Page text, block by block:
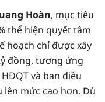
Hoàn, mục tiêu
thể hiện quyết tâm
hoạch chỉ được xây
đồng, tương ứng
và ban điều
mức cao hơn. Dù